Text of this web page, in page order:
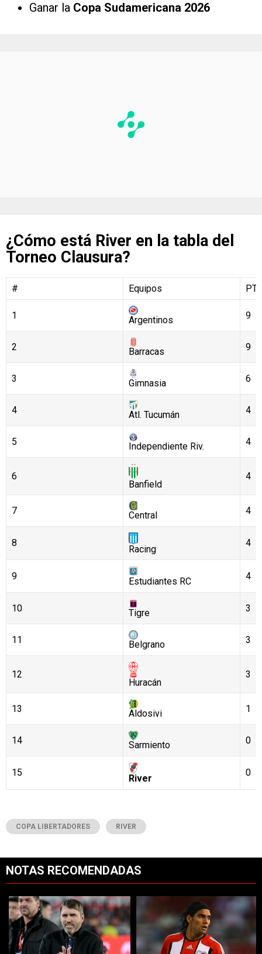
Ganar la Copa Sudamericana 2026
¿Cómo está River en la tabla del
Torneo Clausura?
# Equipos
1 Argentinos 9
2 Barracas 9
3 Gimnasia 6
4 Atl. Tucumán 4
5 Independiente Riv. 4
6
Banfield
4
7 Central 4
8
Racing
4
9 Estudiantes RC 4
10 Tigre 3
11 Belgrano 3
12
Huracán
3
13 Aldosivi 1
14 Sarmiento 0
15
River
0
COPA LIBERTADORES RIVER
NOTAS RECOMENDADAS
Un artículo de tendencia con el título "Dos debuts y un regreso
Un artículo de tendencia con el